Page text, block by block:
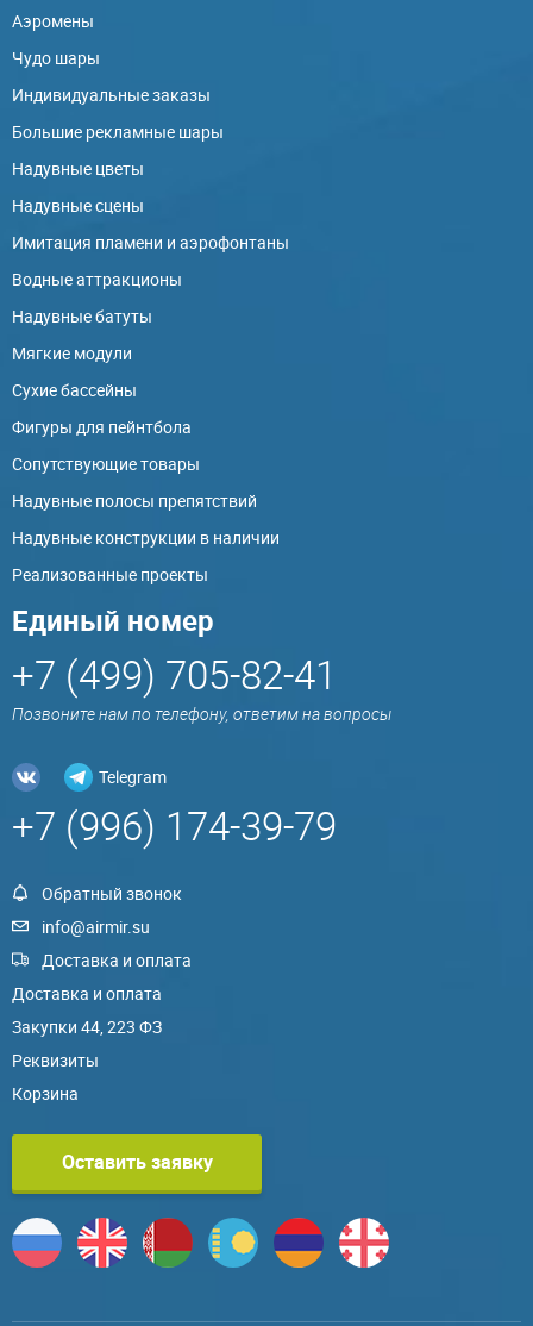
Аэромены
Чудо шары
Индивидуальные заказы
Большие рекламные шары
Надувные цветы
Надувные сцены
Имитация пламени и аэрофонтаны
Водные аттракционы
Надувные батуты
Мягкие модули
Сухие бассейны
Фигуры для пейнтбола
Сопутствующие товары
Надувные полосы препятствий
Надувные конструкции в наличии
Реализованные проекты
Единый номер
+7 (499) 705-82-41
Позвоните нам по телефону, ответим на вопросы
Telegram
+7 (996) 174-39-79
Обратный звонок
info@airmir.su
Доставка и оплата
Доставка и оплата
Закупки 44, 223 ФЗ
Реквизиты
Корзина
Оставить заявку